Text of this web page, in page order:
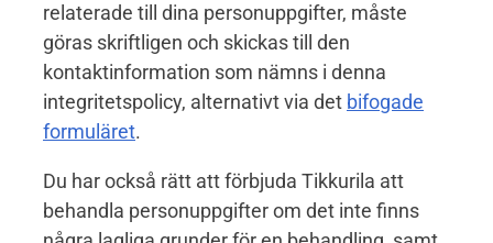
relaterade till dina personuppgifter, måste
göras skriftligen och skickas till den
kontaktinformation som nämns i denna
integritetspolicy, alternativt via det bifogade
formuläret.
Du har också rätt att förbjuda Tikkurila att
behandla personuppgifter om det inte finns